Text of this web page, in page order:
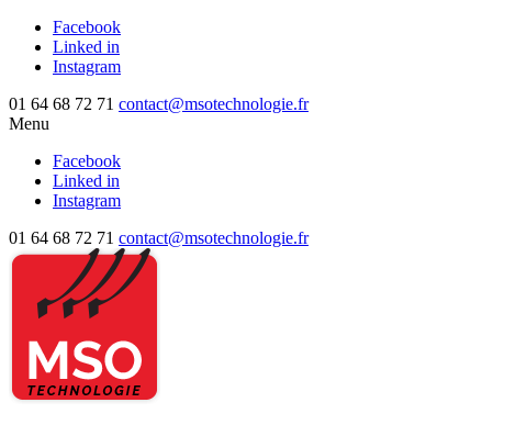
Facebook
Linked in
Instagram
01 64 68 72 71 contact@msotechnologie.fr
Menu
Facebook
Linked in
Instagram
01 64 68 72 71 contact@msotechnologie.fr